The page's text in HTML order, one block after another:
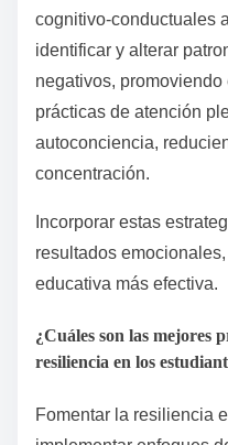
cognitivo-conductuales
identificar y alterar
negativos,
prácticas de atención
autoconciencia,
concentración.
Incorporar estas
resultados
educativa más efectiva.
¿Cuáles son las mejores
resiliencia en los
Fomentar la resiliencia